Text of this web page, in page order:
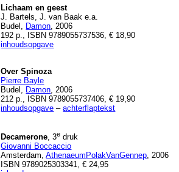
Lichaam en geest
J. Bartels, J. van Baak e.a.
Budel , Damon, 2006
192 p., ISBN 9789055737536, € 18,90
inhoudsopgave
Over Spinoza
Pierre Bayle
Budel, Damon, 2006
212 p., ISBN 9789055737406, € 19,90
inhoudsopgave –achterflaptekst
Decamerone, 3e druk
Giovanni Boccaccio
Amsterdam,AthenaeumPolakVanGennep, 2006
ISBN 9789025303341, € 24,95